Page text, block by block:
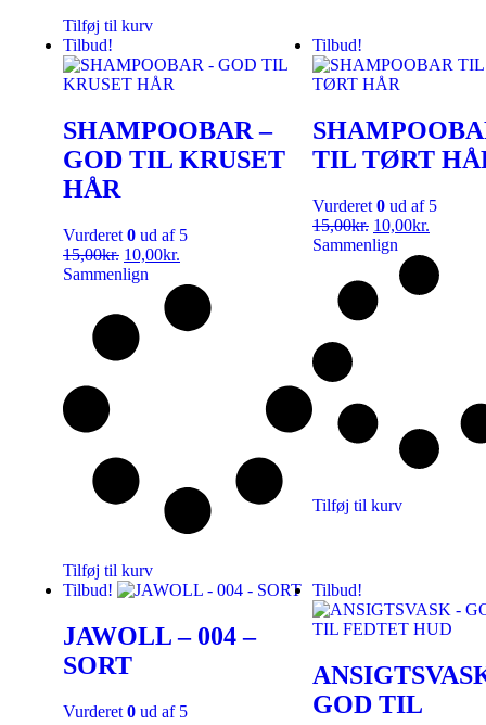
Tilføj til kurv
Tilbud!
SHAMPOOBAR –
GOD TIL KRUSET
HÅR
Vurderet 0 ud af 5
15,00kr. 10,00kr.
Sammenlign
Tilføj til kurv
Tilbud!
TIL TØRT
Vurderet 0 ud af 5
15,00kr. 10,00kr.
Sammenlign
Tilføj til kurv
Tilbud!
JAWOLL – 004 –
SORT
Vurderet 0 ud af 5
Tilbud!
GOD TIL